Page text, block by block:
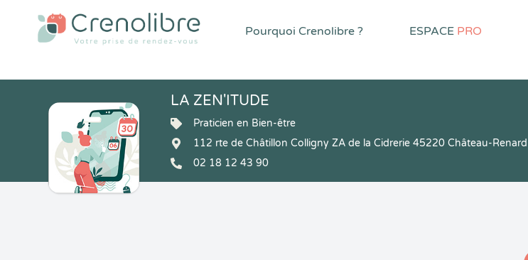
Pourquoi Crenolibre ? ESPACE PRO
LA ZEN'ITUDE
Praticien en Bien-être
112 rte de Châtillon Colligny ZA de la Cidrerie 45220 Château-Renard
02 18 12 43 90